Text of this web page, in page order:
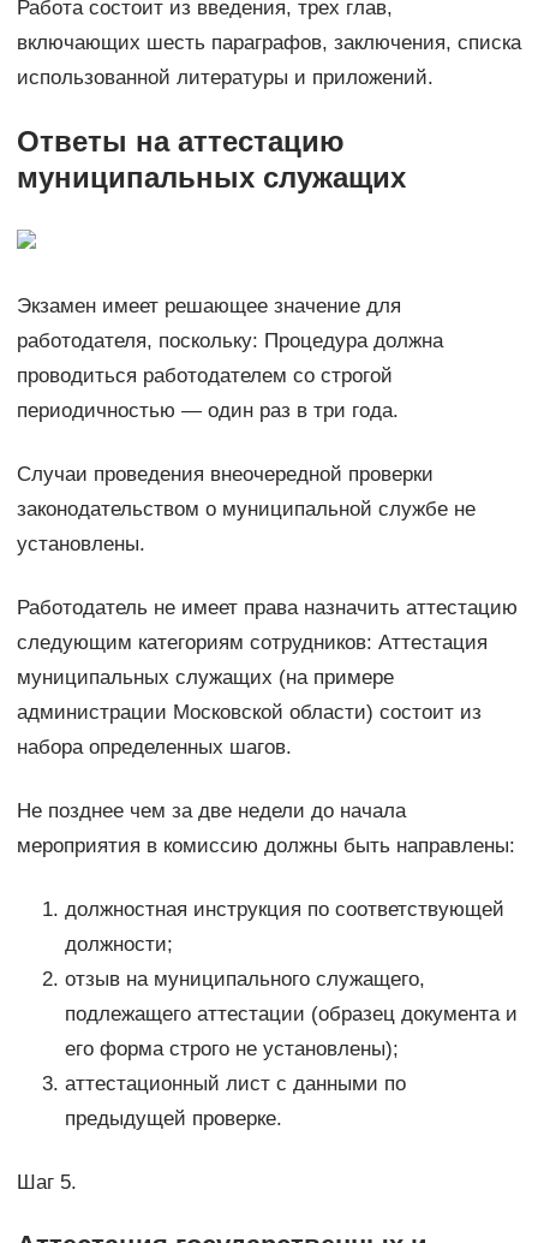
Работа состоит из введения, трех глав,
включающих шесть параграфов, заключения, списка
использованной литературы и приложений.
Ответы на аттестацию
муниципальных служащих
Экзамен имеет решающее значение для
работодателя, поскольку: Процедура должна
проводиться работодателем со строгой
периодичностью — один раз в три года.
Случаи проведения внеочередной проверки
законодательством о муниципальной службе не
установлены.
Работодатель не имеет права назначить аттестацию
следующим категориям сотрудников: Аттестация
муниципальных служащих (на примере
администрации Московской области) состоит из
набора определенных шагов.
Не позднее чем за две недели до начала
мероприятия в комиссию должны быть направлены:
должностная инструкция по соответствующей
должности;
отзыв на муниципального служащего,
подлежащего аттестации (образец документа и
его форма строго не установлены);
аттестационный лист с данными по
предыдущей проверке.
Шаг 5.